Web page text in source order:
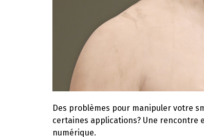
Des problèmes pour manipuler votre
certaines applications? Une rencontre
numérique.